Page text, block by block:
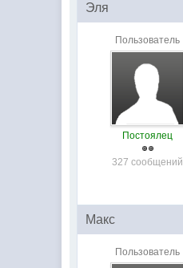
Эля
Пользователь
Постоялец
327 сообщений
Макс
Пользователь